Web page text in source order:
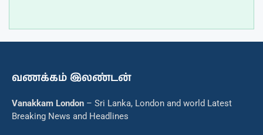
வணக்கம் இலண்டன்
Vanakkam London – Sri Lanka, London and world Latest
Breaking News and Headlines